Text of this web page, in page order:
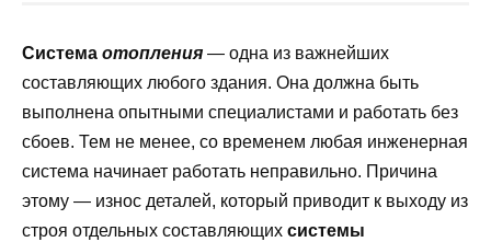
Система отопления — одна из важнейших
составляющих любого здания. Она должна быть
выполнена опытными специалистами и работать без
сбоев. Тем не менее, со временем любая инженерная
система начинает работать неправильно. Причина
этому — износ деталей, который приводит к выходу из
строя отдельных составляющих системы